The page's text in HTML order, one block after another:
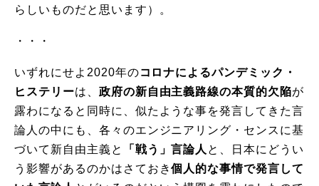
らしいものだと思います）。
・・・
いずれにせよ2020年のコロナによるパンデミック・
ヒステリーは、 政府の新自由主義路線の本質的欠陥が
露わになると同時に、似たような事を発言してきた言
論人の中にも、各々のエンジニアリング・センスに基
づいて新自由主義と
「戦う」言論人 と、日本にどうい
う影響があるのかはさておき個人的な事情で発言して